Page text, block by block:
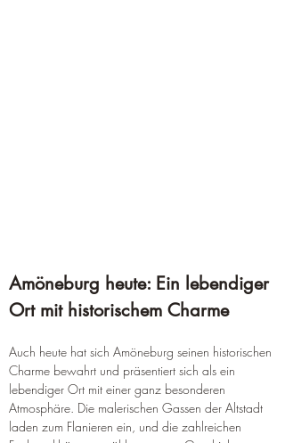
Amöneburg heute: Ein lebendiger
Ort mit historischem Charme
Auch heute hat sich Amöneburg seinen historischen
Charme bewahrt und präsentiert sich als ein
lebendiger Ort mit einer ganz besonderen
Atmosphäre. Die malerischen Gassen der Altstadt
laden zum Flanieren ein, und die zahlreichen